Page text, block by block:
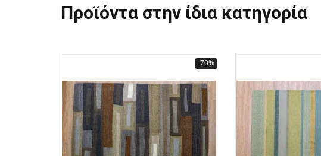
Προϊόντα στην ίδια κατηγορία
-70%